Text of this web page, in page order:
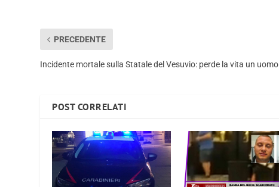
PRECEDENTE
Incidente mortale sulla Statale del Vesuvio: perde la vita un uomo
POST CORRELATI